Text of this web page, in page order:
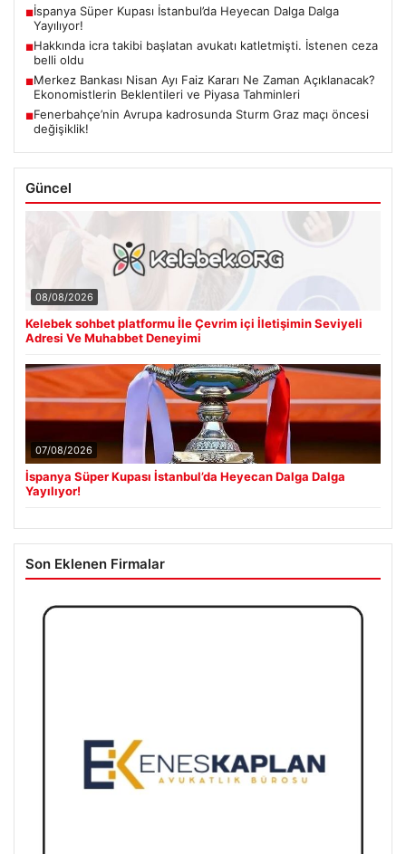
■İspanya Süper Kupası İstanbul’da Heyecan Dalga Dalga
Yayılıyor!
■Hakkında icra takibi başlatan avukatı katletmişti. İstenen ceza
belli oldu
■Merkez Bankası Nisan Ayı Faiz Kararı Ne Zaman Açıklanacak?
Ekonomistlerin Beklentileri ve Piyasa Tahminleri
■Fenerbahçe’nin Avrupa kadrosunda Sturm Graz maçı öncesi
değişiklik!
Güncel
08/08/2026
Kelebek sohbet platformu İle Çevrim içi İletişimin Seviyeli
Adresi Ve Muhabbet Deneyimi
07/08/2026
İspanya Süper Kupası İstanbul’da Heyecan Dalga Dalga
Yayılıyor!
Son Eklenen Firmalar